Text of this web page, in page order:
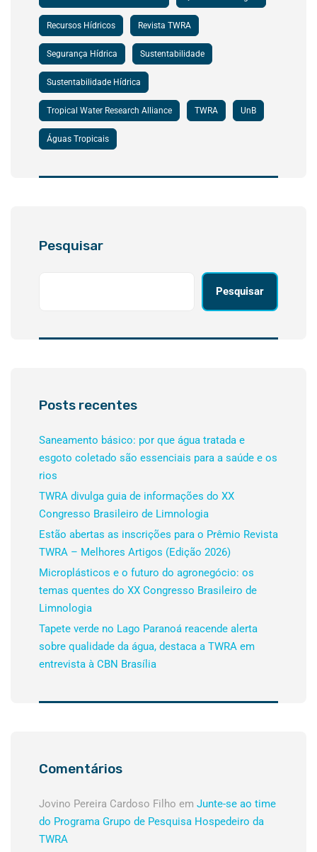
Recursos Hídricos Revista TWRA
Segurança Hídrica Sustentabilidade
Sustentabilidade Hídrica
Tropical Water Research Alliance TWRA UnB
Águas Tropicais
Pesquisar
Pesquisar
Posts recentes
Saneamento básico: por que água tratada e
esgoto coletado são essenciais para a saúde e os
rios
TWRA divulga guia de informações do XX
Congresso Brasileiro de Limnologia
Estão abertas as inscrições para o Prêmio Revista
TWRA – Melhores Artigos (Edição 2026)
Microplásticos e o futuro do agronegócio: os
temas quentes do XX Congresso Brasileiro de
Limnologia
Tapete verde no Lago Paranoá reacende alerta
sobre qualidade da água, destaca a TWRA em
entrevista à CBN Brasília
Comentários
Jovino Pereira Cardoso Filho em Junte-se ao time
do Programa Grupo de Pesquisa Hospedeiro da
TWRA